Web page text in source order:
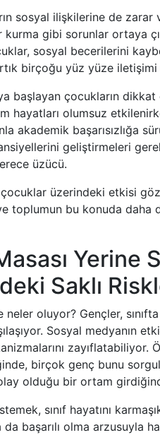
sosyal ilişkilerine de
gibi sorunlar ortaya
sosyal becerilerini
birçoğu yüz yüze
başlayan çocukların dikkat
hayatları olumsuz
akademik başarısızlığa
geliştirmeleri
üzücü.
çocuklar üzerindeki etkisi
toplumun bu konuda daha
Yerine
Saklı
neler oluyor? Gençler,
Sosyal medyanın
birçok genç bunu
olduğu bir ortam
sınıf hayatını
başarılı olma arzusuyla